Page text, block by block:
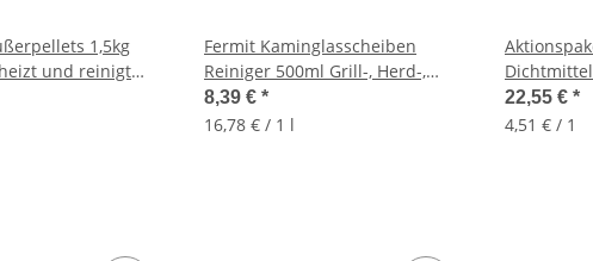
1,5kg
und reinigt
Fermit Kaminglasscheiben
Reiniger 500ml Grill-, Herd-,
Backofenreiniger
8,39 € *
16,78 € / 1 l
Hanfrollen
22,55 € *
4,51 € / 1